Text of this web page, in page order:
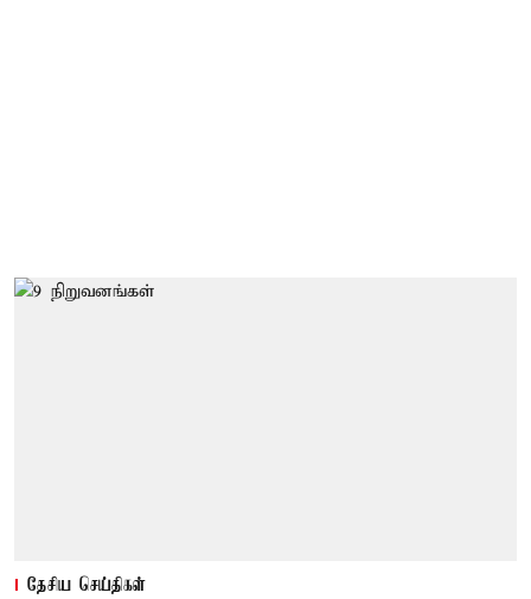
தேசிய செய்திகள்